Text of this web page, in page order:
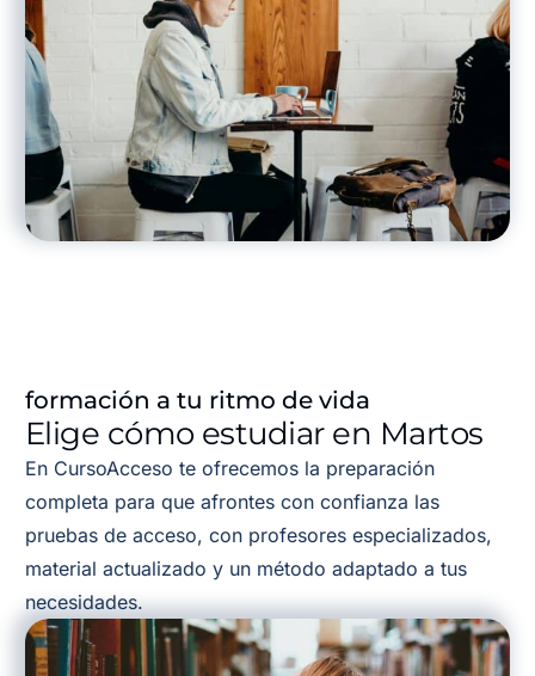
formación a tu ritmo de vida
Elige cómo estudiar en Martos
En CursoAcceso te ofrecemos la preparación
completa para que afrontes con confianza las
pruebas de acceso, con profesores especializados,
material actualizado y un método adaptado a tus
necesidades.